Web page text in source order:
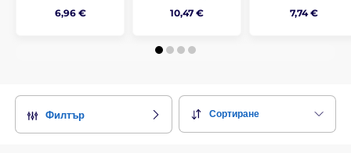
6,96 €
10,47 €
7,74 €
Филтър Сортиране